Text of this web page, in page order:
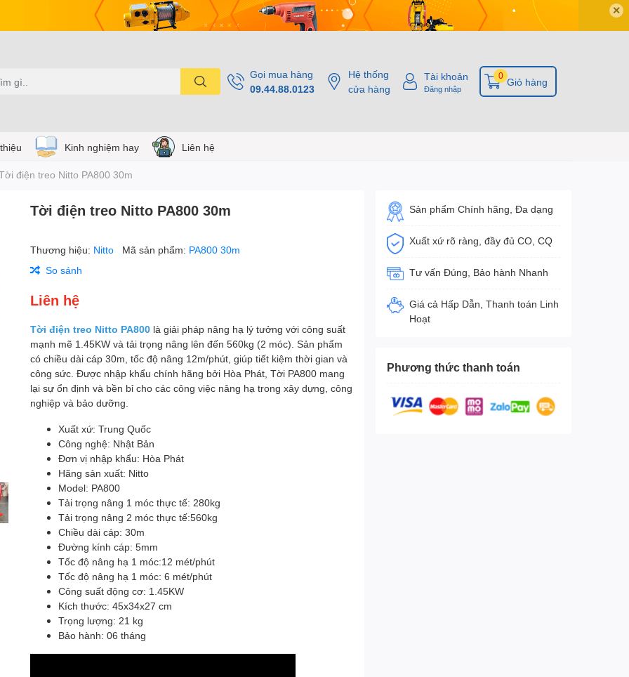
✕
Gọi mua hàng
09.44.88.0123
Hệ thống
cửa hàng
Tài khoản
Đăng nhập
Giỏ hàng
0
Kinh nghiệm hay Liên hệ
điện treo Nitto PA800 30m
Tời điện treo Nitto PA800 30m
Thương hiệu: Nitto Mã sản phẩm: PA800 30m
So sánh
Liên hệ
Tời điện treo Nitto PA800 là giải pháp nâng hạ lý tưởng với công suất
mạnh mẽ 1.45KW và tải trọng nâng lên đến 560kg (2 móc). Sản phẩm
có chiều dài cáp 30m, tốc độ nâng 12m/phút, giúp tiết kiệm thời gian và
công sức. Được nhập khẩu chính hãng bởi Hòa Phát, Tời PA800 mang
lại sự ổn định và bền bỉ cho các công việc nâng hạ trong xây dựng, công
nghiệp và bảo dưỡng.
Xuất xứ: Trung Quốc
Công nghệ: Nhật Bản
Đơn vị nhập khẩu: Hòa Phát
Hãng sản xuất: Nitto
Model: PA800
Tải trọng nâng 1 móc thực tế: 280kg
Tải trọng nâng 2 móc thực tế:560kg
Chiều dài cáp: 30m
Đường kính cáp: 5mm
Tốc độ nâng hạ 1 móc:12 mét/phút
Tốc độ nâng hạ 1 móc: 6 mét/phút
Công suất động cơ: 1.45KW
Kích thước: 45x34x27 cm
Trọng lượng: 21 kg
Bảo hành: 06 tháng
Sản phẩm Chính hãng, Đa dạng
Xuất xứ rõ ràng, đầy đủ CO, CQ
Tư vấn Đúng, Bảo hành Nhanh
Giá cả Hấp Dẫn, Thanh toán Linh
Hoạt
Phương thức thanh toán